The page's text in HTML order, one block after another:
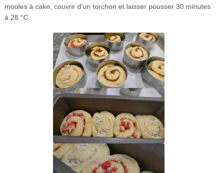
moules à cake, couvrir d’un torchon et laisser pousser 30 minutes
à 28 °C.